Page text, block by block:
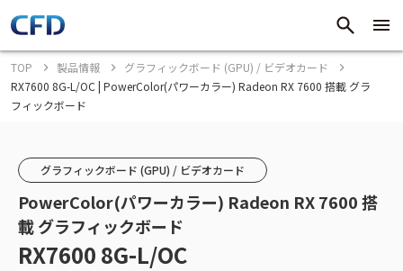
TOP 製品情報
グラフィックボード (GPU) / ビデオカード
RX7600 8G-L/OC | PowerColor(パワーカラー) Radeon RX 7600 搭載 グラ
フィックボード
グラフィックボード (GPU) / ビデオカード
PowerColor(パワーカラー) Radeon RX 7600 搭
載 グラフィックボード
RX7600 8G-L/OC